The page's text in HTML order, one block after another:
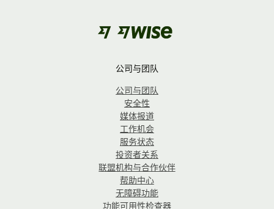
公司与团队
公司与团队
安全性
媒体报道
工作机会
服务状态
投资者关系
联盟机构与合作伙伴
帮助中心
无障碍功能
功能可用性检查器